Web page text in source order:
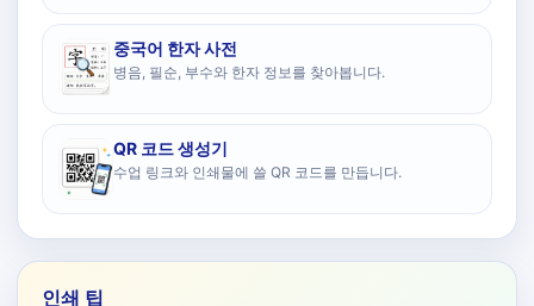
중국어 한자 사전
병음, 필순, 부수와 한자 정보를 찾아봅니다.
QR 코드 생성기
수업 링크와 인쇄물에 쓸 QR 코드를 만듭니다.
인쇄 팁